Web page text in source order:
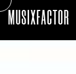
MUSIXFACTOR